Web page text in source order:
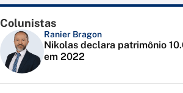
Colunistas
Ranier Bragon
Nikolas declara patrimônio
em 2022